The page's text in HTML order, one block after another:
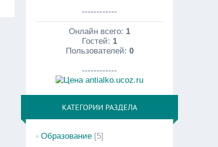
------------
Онлайн всего: 1
Гостей: 1
Пользователей: 0
------------
КАТЕГОРИИ РАЗДЕЛА
Образование [5]